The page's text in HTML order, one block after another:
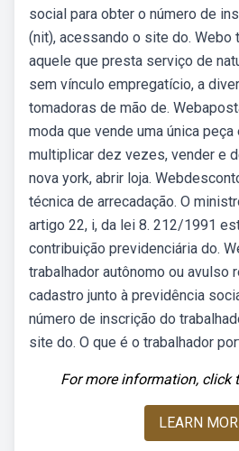
social para obter o número de
(nit), acessando o site do. Webo
aquele que presta serviço de
sem vínculo empregatício, a
tomadoras de mão de.
moda que vende uma única
multiplicar dez vezes, vender e
nova york, abrir loja.
técnica de arrecadação. O
artigo 22, i, da lei 8. 212/1991
contribuição previdenciária do.
trabalhador autônomo ou avulso
cadastro junto à previdência
número de inscrição do
site do. O que é o trabalhador
For more information, click
LEARN